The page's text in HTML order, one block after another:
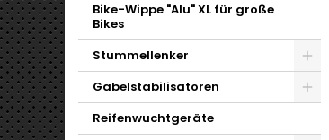
Bike-Wippe "Alu" XL für große
Bikes
Stummellenker
Gabelstabilisatoren
Reifenwuchtgeräte